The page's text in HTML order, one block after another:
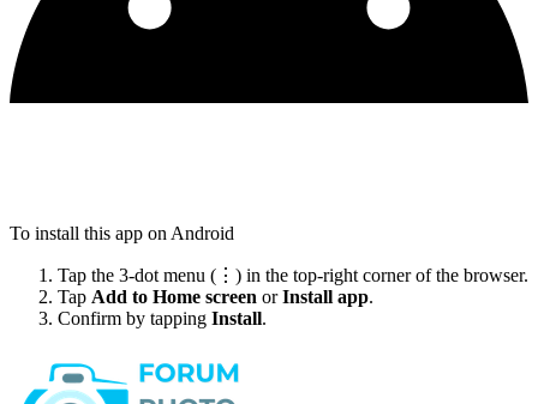
To install this app on Android
Tap the 3-dot menu (⋮) in the top-right corner of the browser.
Tap Add to Home screen orInstall app.
Confirm by tapping Install.